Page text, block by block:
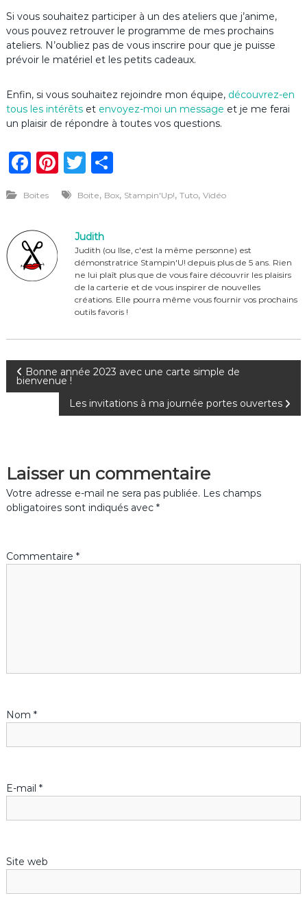
Si vous souhaitez participer à un des ateliers que j’anime,
vous pouvez retrouver le programme de mes prochains
ateliers. N’oubliez pas de vous inscrire pour que je puisse
prévoir le matériel et les petits cadeaux.
Enfin, si vous souhaitez rejoindre mon équipe, découvrez-en
tous les intérêtset envoyez-moi un message et je me ferai
un plaisir de répondre à toutes vos questions.
F
c
e
b
o
Pi
n
te
re
st
T
it
te
r
P
ta
er
Boites Boite, Box, Stampin'Up!, Tuto, Vidéo
Judith
Judith (ou Ilse, c'est la même personne) est
démonstratrice Stampin'U! depuis plus de 5 ans. Rien
ne lui plaît plus que de vous faire découvrir les plaisirs
de la carterie et de vous inspirer de nouvelles
créations. Elle pourra même vous fournir vos prochains
outils favoris !
N
i
g
t
e
l
t
i
Bonne année 2023 avec une carte simple de
bienvenue !
Les invitations à ma journée portes ouvertes
Laisser un commentaire
Votre adresse e-mail ne sera pas publiée. Les champs
obligatoires sont indiqués avec *
Commentaire *
Nom *
E-mail *
Site web